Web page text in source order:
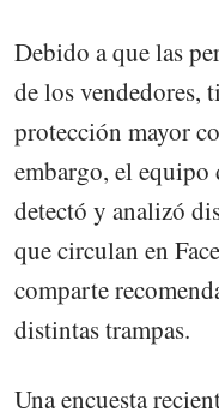
Debido a que las
de los vendedores,
protección mayor
embargo, el equipo
detectó y analizó
que circulan en
comparte
distintas trampas.
Una encuesta